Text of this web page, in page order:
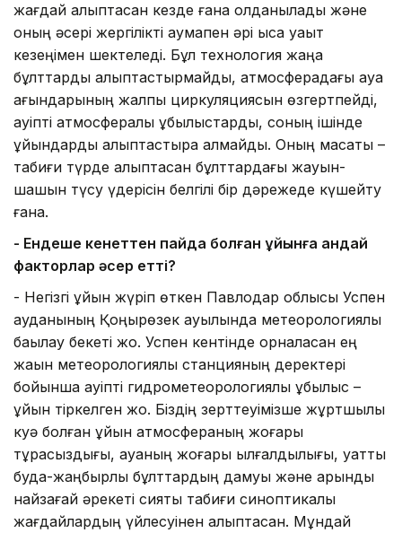
жағдай қалыптасқан кезде ғана қолданылады және
оның әсері жергілікті аумақпен әрі қысқа уақыт
кезеңімен шектеледі. Бұл технология жаңа
бұлттарды қалыптастырмайды, атмосферадағы ауа
ағындарының жалпы циркуляциясын өзгертпейді,
қауіпті атмосфералық құбылыстарды, соның ішінде
құйындарды қалыптастыра алмайды. Оның мақсаты –
табиғи түрде қалыптасқан бұлттардағы жауын-
шашын түсу үдерісін белгілі бір дәрежеде күшейту
ғана.
- Ендеше кенеттен пайда болған құйынға қандай
факторлар әсер етті?
- Негізгі құйын жүріп өткен Павлодар облысы Успен
ауданының Қоңырөзек ауылында метеорологиялық
бақылау бекеті жоқ. Успен кентінде орналасқан ең
жақын метеорологиялық станцияның деректері
бойынша қауіпті гидрометеорологиялық құбылыс –
құйын тіркелген жоқ. Біздің зерттеуімізше жұртшылық
куә болған құйын атмосфераның жоғары
тұрақсыздығы, ауаның жоғары ылғалдылығы, қуатты
будақ-жаңбырлы бұлттардың дамуы және қарқынды
найзағай әрекеті сияқты табиғи синоптикалық
жағдайлардың үйлесуінен қалыптасқан. Мұндай